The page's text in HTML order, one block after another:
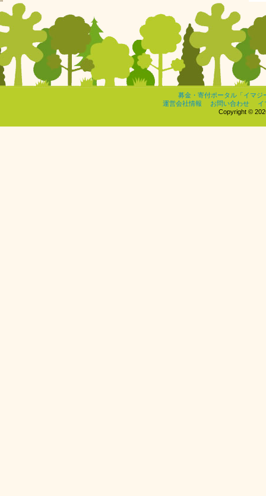
募金・寄付ポータル「イマジ
運営会社情報
お問い合わせ
イ
Copyright ©